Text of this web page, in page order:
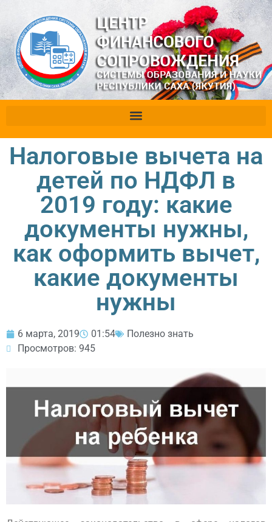
Налоговые вычета на
детей по НДФЛ в
2019 году: какие
документы нужны,
как оформить вычет,
какие документы
нужны
6 марта, 2019 01:54
Полезно знать
Просмотров: 945